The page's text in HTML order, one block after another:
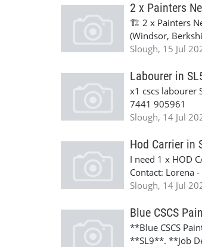
Groundworkers
construction
Weekly job
surrounding
Basic English for
Alexandra
2 x Painters
🏗️ 2 x Painters
(Windsor,
Tomorrow We're
✔️ Full PPE 🚗
Slough, 15 Jul
Labourer in
x1 cscs labourer
7441 905961
Slough, 14 Jul
Hod Carrier in
I need 1 x HOD
Contact: Lorena
Slough, 14 Jul
Blue CSCS
**Blue CSCS
**SL9**. **Job